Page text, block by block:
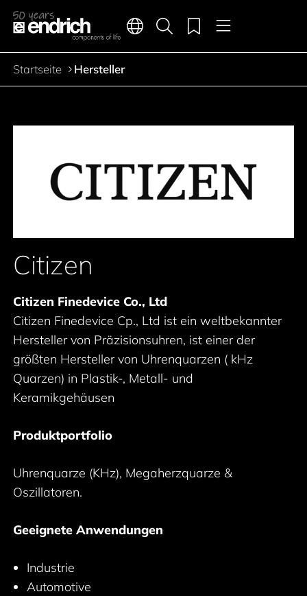
Zum Inhalt springen
Hauptnavigation
Sprachen Menü
Produktsuche
Merkliste
Pfadnavigation
Startseite Hersteller
Citizen
Citizen Finedevice Co., Ltd
Citizen Finedevice Cp., Ltd ist ein weltbekannter
Hersteller von Präzisionsuhren, ist einer der
größten Hersteller von Uhrenquarzen ( kHz
Quarzen) in Plastik-, Metall- und
Keramikgehäusen
Produktportfolio
Uhrenquarze (KHz), Megaherzquarze &
Oszillatoren.
Geeignete Anwendungen
Industrie
Automotive